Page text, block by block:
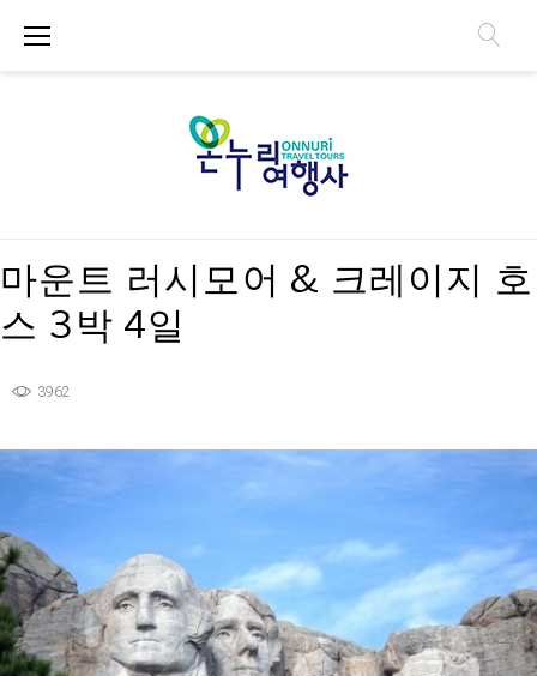
t
n
마운트 러시모어 & 크레이지 호
스 3박 4일
3962